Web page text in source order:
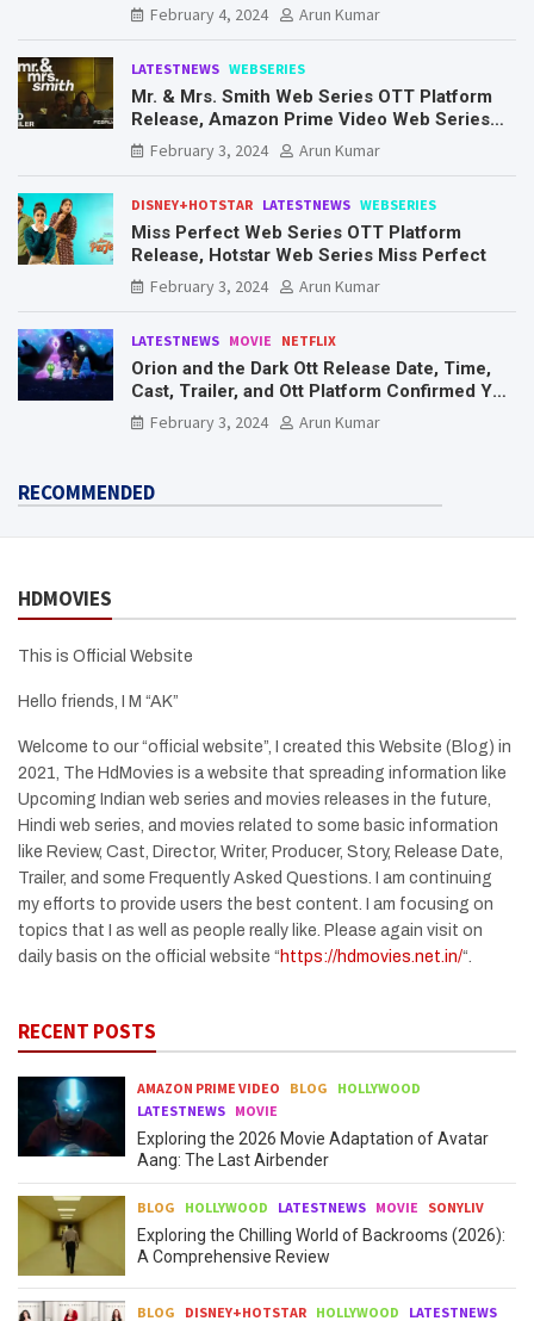
Know Here
February 4, 2024 Arun Kumar
LATESTNEWS WEBSERIES
Mr. & Mrs. Smith Web Series OTT Platform
Release, Amazon Prime Video Web Series
Mr. & Mrs. Smith
February 3, 2024 Arun Kumar
DISNEY+HOTSTAR LATESTNEWS WEBSERIES
Miss Perfect Web Series OTT Platform
Release, Hotstar Web Series Miss Perfect
February 3, 2024
Arun Kumar
LATESTNEWS MOVIE NETFLIX
Orion and the Dark Ott Release Date, Time,
Cast, Trailer, and Ott Platform Confirmed You
Need To Know Here
February 3, 2024 Arun Kumar
RECOMMENDED
HDMOVIES
This is Official Website
Hello friends, I M “AK”
Welcome to our “official website”, I created this Website (Blog) in
2021, The HdMovies is a website that spreading information like
Upcoming Indian web series and movies releases in the future,
Hindi web series, and movies related to some basic information
like Review, Cast, Director, Writer, Producer, Story, Release Date,
Trailer, and some Frequently Asked Questions. I am continuing
my efforts to provide users the best content. I am focusing on
topics that I as well as people really like. Please again visit on
daily basis on the official website “ https://hdmovies.net.in/“.
RECENT POSTS
AMAZON PRIME VIDEO BLOG
HOLLYWOOD
LATESTNEWS MOVIE
Exploring the 2026 Movie Adaptation of Avatar
Aang: The Last Airbender
BLOG HOLLYWOOD LATESTNEWS MOVIE SONYLIV
Exploring the Chilling World of Backrooms (2026):
A Comprehensive Review
BLOG DISNEY+HOTSTAR HOLLYWOOD LATESTNEWS